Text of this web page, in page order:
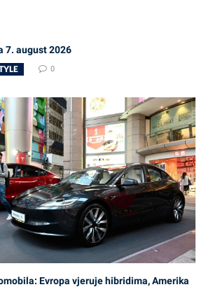
7. august 2026
0
Evropa vjeruje hibridima, Amerika